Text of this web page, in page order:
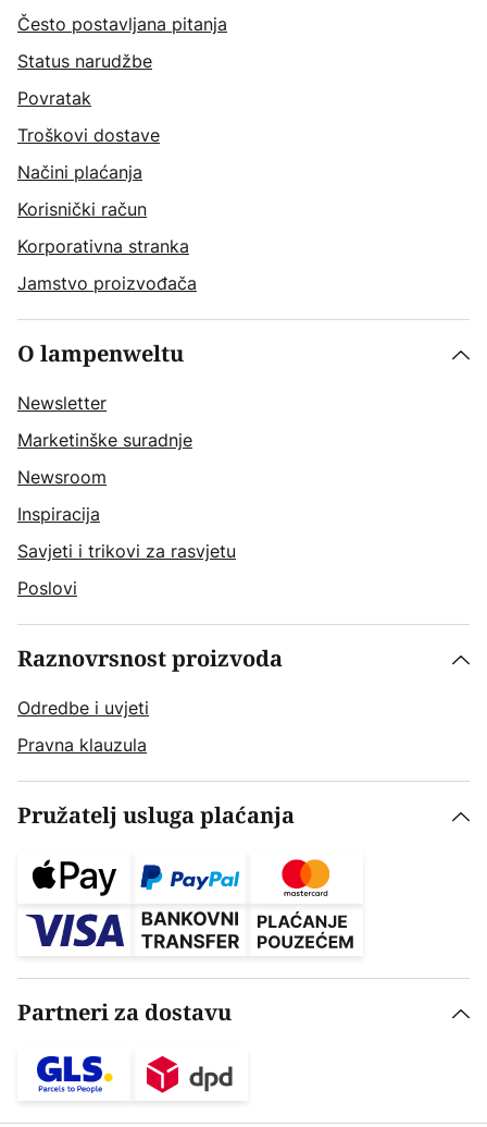
Često postavljana pitanja
Status narudžbe
Povratak
Troškovi dostave
Načini plaćanja
Korisnički račun
Korporativna stranka
Jamstvo proizvođača
O lampenweltu
Newsletter
Marketinške suradnje
Newsroom
Inspiracija
Savjeti i trikovi za rasvjetu
Poslovi
Raznovrsnost proizvoda
Odredbe i uvjeti
Pravna klauzula
Pružatelj usluga plaćanja
Partneri za dostavu